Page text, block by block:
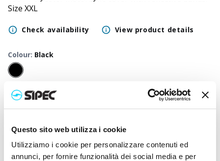
Questo sito web utilizza i cookie
Utilizziamo i cookie per personalizzare contenuti ed
annunci, per fornire funzionalità dei social media e per
Size XXL
Check availability View product details
Colour: Black
50 500+ 1000+ 2500
20,000€ 20,000€ 20,000€ 20,000€ 20,000€ 20,000€
Printed
price
23,023€ 22,870 € 22,727